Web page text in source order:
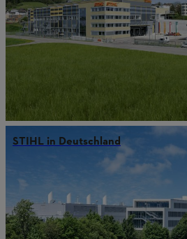
STIHL in Deutschland